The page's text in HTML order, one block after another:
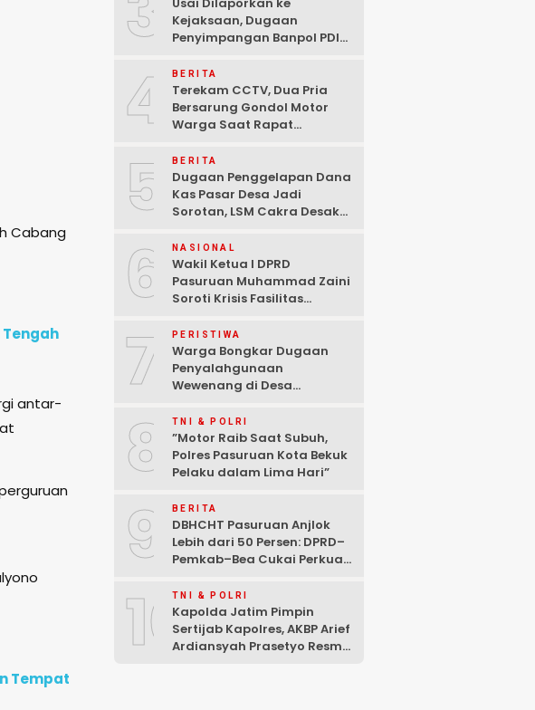
Cabang
Tengah
antar-
Tempat
Usai Dilaporkan ke
Kejaksaan, Dugaan
Penyimpangan Banpol PDIP
Tuntas “6 Eks Ketua PAC
Cabut Laporan”
4 BERITA
Terekam CCTV, Dua Pria
Bersarung Gondol Motor
Warga Saat Rapat
5 BERITA
Dugaan Penggelapan Dana
Kas Pasar Desa Jadi
Sorotan, LSM Cakra Desak
6 NASIONAL
Wakil Ketua I DPRD
Pasuruan Muhammad Zaini
Soroti Krisis Fasilitas
Anggaran
7 PERISTIWA
Warga Bongkar Dugaan
Penyalahgunaan
Wewenang di Desa
Mencuat
8 TNI & POLRI
‎”Motor Raib Saat Subuh,
Polres Pasuruan Kota Bekuk
Pelaku dalam Lima Hari” ‎
9 BERITA
DBHCHT Pasuruan Anjlok
Lebih dari 50 Persen: DPRD–
Pemkab–Bea Cukai Perkuat
Rokok Ilegal
10TNI & POLRI
Kapolda Jatim Pimpin
Sertijab Kapolres, AKBP Arief
Ardiansyah Prasetyo Resmi